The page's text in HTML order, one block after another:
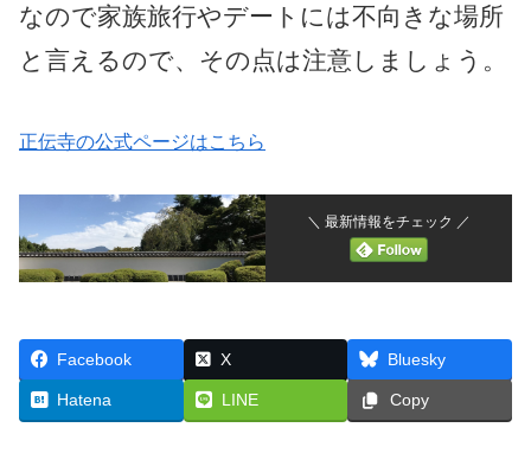
なので家族旅行やデートには不向きな場所
と言えるので、その点は注意しましょう。
正伝寺の公式ページはこちら
＼ 最新情報をチェック ／
Facebook X Bluesky
Hatena LINE Copy